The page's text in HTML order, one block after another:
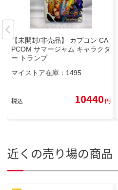
【未開封/非売品】 カプコン CA
PCOM サマージャム キャラクタ
ー トランプ
マイストア在庫： 1495
税込 10440円
近くの売り場の商品